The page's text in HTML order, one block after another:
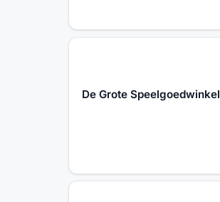
De Grote Speelgoedwinkel